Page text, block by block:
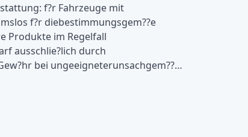
f?r Fahrzeuge mit
f?r diebestimmungsgem??e
Produkte im Regelfall
ausschlie?lich durch
bei ungeeigneterunsachgem??…